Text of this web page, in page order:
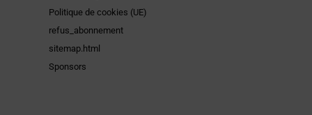
Politique de cookies (UE)
refus_abonnement
sitemap.html
Sponsors